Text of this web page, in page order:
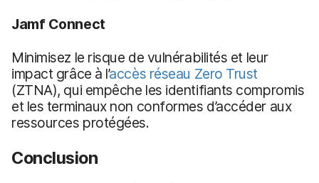
Jamf Connect
Minimisez le risque de vulnérabilités et leur
impact grâce à l’accès réseau Zero Trust
(ZTNA), qui empêche les identifiants compromis
et les terminaux non conformes d’accéder aux
ressources protégées.
Conclusion